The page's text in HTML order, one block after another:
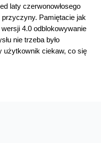
laty czerwonowłosego
Pamiętacie jak
4.0 odblokowywanie
nie trzeba było
użytkownik ciekaw, co się